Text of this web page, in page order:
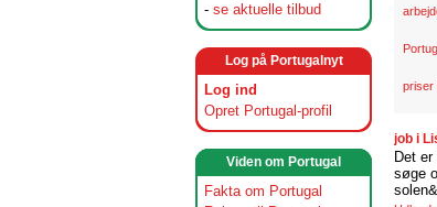
- se aktuelle tilbud
Log på Portugalnyt
Log ind
Opret Portugal-profil
Viden om Portugal
Fakta om Portugal
priser
job i
Det
søge